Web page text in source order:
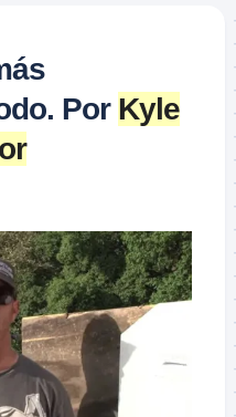
Por Kyle